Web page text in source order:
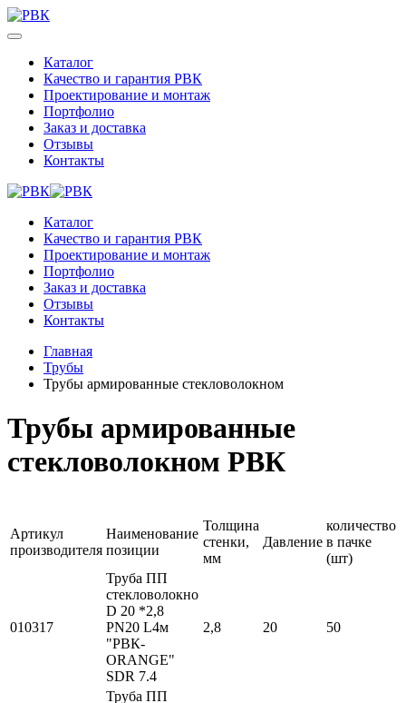
Каталог
Качество и гарантия РВК
Проектирование и монтаж
Портфолио
Заказ и доставка
Отзывы
Контакты
Каталог
Качество и гарантия РВК
Проектирование и монтаж
Портфолио
Заказ и доставка
Отзывы
Контакты
Главная
Трубы
Трубы армированные стекловолокном
Трубы армированные
стекловолокном РВК
Артикул
производителя
Наименование
позиции
Толщина
стенки,
мм
Давление
количество
в пачке
(шт)
010317
Труба ПП
стекловолокно
D 20 *2,8
PN20 L4м
"РВК-
ORANGE"
SDR 7.4
2,8 20 50
Труба ПП